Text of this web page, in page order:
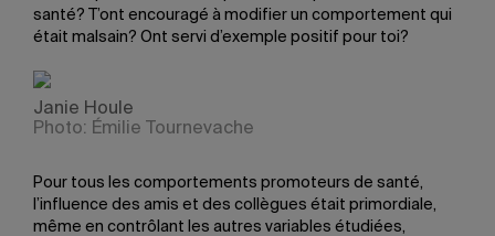
santé? T’ont encouragé à modifier un comportement qui
était malsain? Ont servi d’exemple positif pour toi?
Janie Houle
Photo: Émilie Tournevache
Pour tous les comportements promoteurs de santé,
l’influence des amis et des collègues était primordiale,
même en contrôlant les autres variables étudiées,